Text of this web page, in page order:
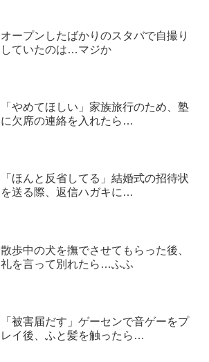
オープンしたばかりのスタバで自撮り
していたのは…マジか
「やめてほしい」家族旅行のため、塾
に欠席の連絡を入れたら…
「ほんと反省してる」結婚式の招待状
を送る際、返信ハガキに…
散歩中の犬を撫でさせてもらった後、
礼を言って別れたら…ふふ
「被害届だす」ゲーセンで音ゲーをプ
レイ後、ふと髪を触ったら…